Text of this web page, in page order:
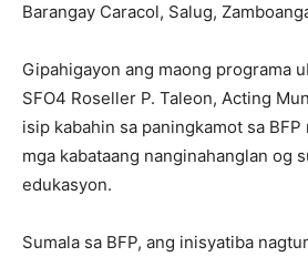
Barangay Caracol, Salug,
Gipahigayon ang maong programa
SFO4 Roseller P. Taleon, Acting
isip kabahin sa paningkamot sa BFP
mga kabataang nanginahanglan og
edukasyon.
Sumala sa BFP, ang inisyatiba